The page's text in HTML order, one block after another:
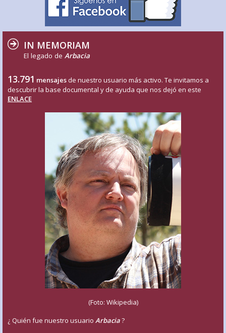
IN MEMORIAM
El legado de Arbacia
13.791 mensajes de nuestro usuario más activo. Te invitamos a
descubrir la base documental y de ayuda que nos dejó en este
ENLACE
(Foto: Wikipedia)
¿ Quién fue nuestro usuario Arbacia?